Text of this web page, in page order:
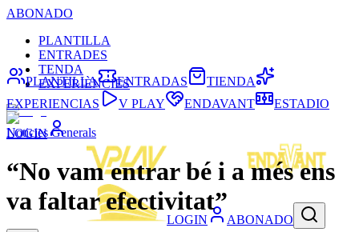
ABONADO
PLANTILLA
ENTRADES
TENDA
EXPERIÈNCIES
LOGIN
LOGIN ABONADO
PLANTILLA ENTRADAS
TIENDA
EXPERIENCIAS
V PLAY ENDAVANT ESTADIO
Noticies Generals
“No vam entrar bé i a més ens
va faltar efectivitat”